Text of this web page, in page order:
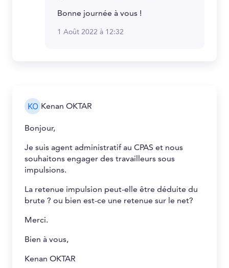
Bonne journée à vous !
1 Août 2022 à 12:32
Kenan OKTAR
Bonjour,
Je suis agent administratif au CPAS et nous
souhaitons engager des travailleurs sous
impulsions.
La retenue impulsion peut-elle être déduite du
brute ? ou bien est-ce une retenue sur le net?
Merci.
Bien à vous,
Kenan OKTAR